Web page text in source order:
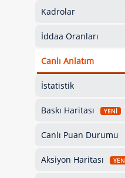
Kadrolar
İddaa Oranları
Canlı Anlatım
İstatistik
Baskı Haritası YENİ
Canlı Puan Durumu
Aksiyon Haritası